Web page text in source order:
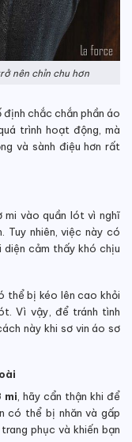
nên chỉn chu hơn
chắc chắn phần áo
trình hoạt động, mà
và sành điệu hơn rất
mi vào quần lót vì nghĩ
Tuy nhiên, việc này có
diện cảm thấy khó chịu
thể bị kéo lên cao khỏi
Vì vậy, để tránh tình
này khi sơ vin áo sơ
mi , hãy cẩn thận khi để
có thể bị nhăn và gấp
phục và khiến bạn